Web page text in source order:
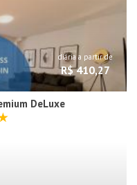
diária a partir de
R$ 410,27
DeLuxe